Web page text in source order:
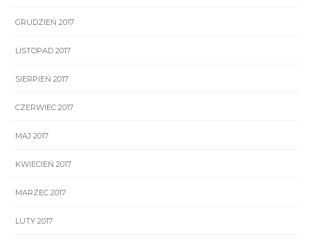
GRUDZIEŃ 2017
LISTOPAD 2017
SIERPIEŃ 2017
CZERWIEC 2017
MAJ 2017
KWIECIEŃ 2017
MARZEC 2017
LUTY 2017